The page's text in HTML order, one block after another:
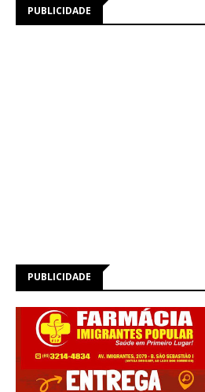
PUBLICIDADE
PUBLICIDADE